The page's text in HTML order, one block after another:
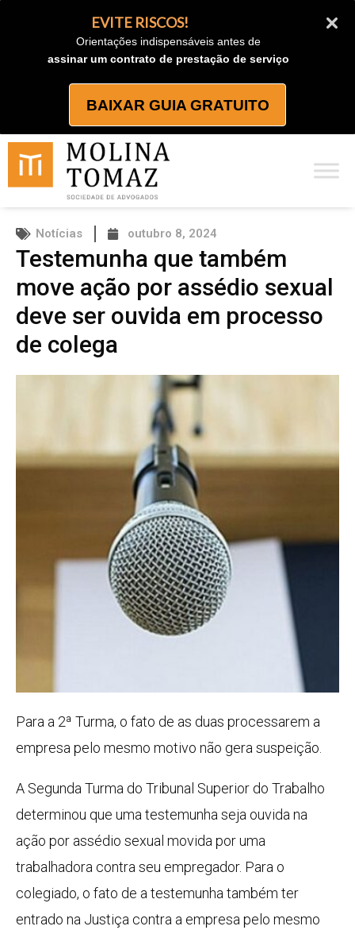
EVITE RISCOS!
Orientações indispensáveis antes de
assinar um contrato de prestação de serviço
BAIXAR GUIA GRATUITO
Notícias outubro 8, 2024
Testemunha que também
move ação por assédio sexual
deve ser ouvida em processo
de colega
Para a 2ª Turma, o fato de as duas processarem a
empresa pelo mesmo motivo não gera suspeição.
A Segunda Turma do Tribunal Superior do Trabalho
determinou que uma testemunha seja ouvida na
ação por assédio sexual movida por uma
trabalhadora contra seu empregador. Para o
colegiado, o fato de a testemunha também ter
entrado na Justiça contra a empresa pelo mesmo